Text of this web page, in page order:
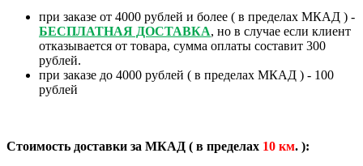
при заказе от 4000 рублей и более ( в пределах МКАД ) -
БЕСПЛАТНАЯ ДОСТАВКА, но в случае если клиент
отказывается от товара, сумма оплаты составит 300
рублей.
при заказе до 4000 рублей ( в пределах МКАД ) - 100
рублей
Стоимость доставки за МКАД ( в пределах 10 км. ):